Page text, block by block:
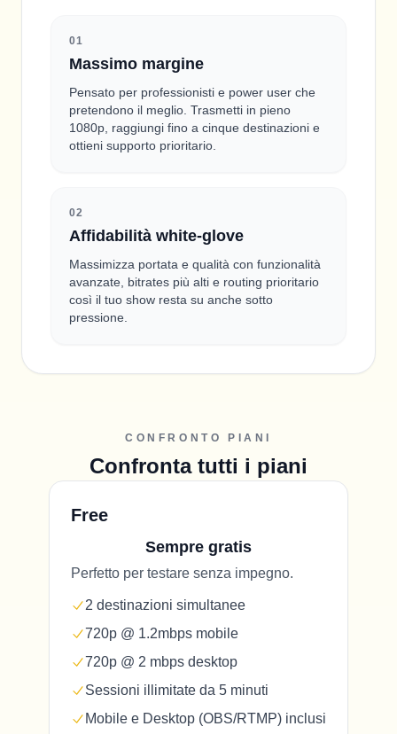
01
Massimo margine
Pensato per professionisti e power user che
pretendono il meglio. Trasmetti in pieno
1080p, raggiungi fino a cinque destinazioni e
ottieni supporto prioritario.
02
Affidabilità white-glove
Massimizza portata e qualità con funzionalità
avanzate, bitrates più alti e routing prioritario
così il tuo show resta su anche sotto
pressione.
CONFRONTO PIANI
Confronta tutti i piani
Free
Sempre gratis
Perfetto per testare senza impegno.
2 destinazioni simultanee
720p @ 1.2mbps mobile
720p @ 2 mbps desktop
Sessioni illimitate da 5 minuti
Mobile e Desktop (OBS/RTMP) inclusi